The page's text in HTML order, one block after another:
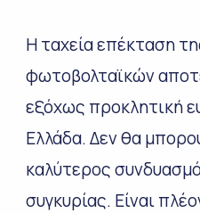
Η ταχεία επέκταση
φωτοβολταϊκών
εξόχως προκλητική
Ελλάδα. Δεν θα
καλύτερος
συγκυρίας. Είναι